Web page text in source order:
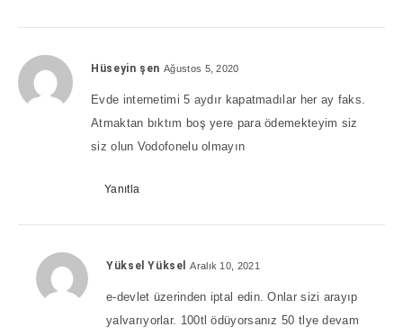
Hüseyin şen Ağustos 5, 2020
Evde internetimi 5 aydır kapatmadılar her ay faks.
Atmaktan bıktım boş yere para ödemekteyim siz
siz olun Vodofonelu olmayın
Yanıtla
Yüksel Yüksel Aralık 10, 2021
e-devlet üzerinden iptal edin. Onlar sizi arayıp
yalvarıyorlar. 100tl ödüyorsanız 50 tlye devam